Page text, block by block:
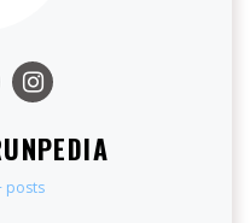
posts